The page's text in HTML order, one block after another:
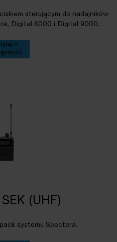
sterującym do nadajników
Digital 6000 i Digital 9000.
o
(UHF)
systemu Spectera.